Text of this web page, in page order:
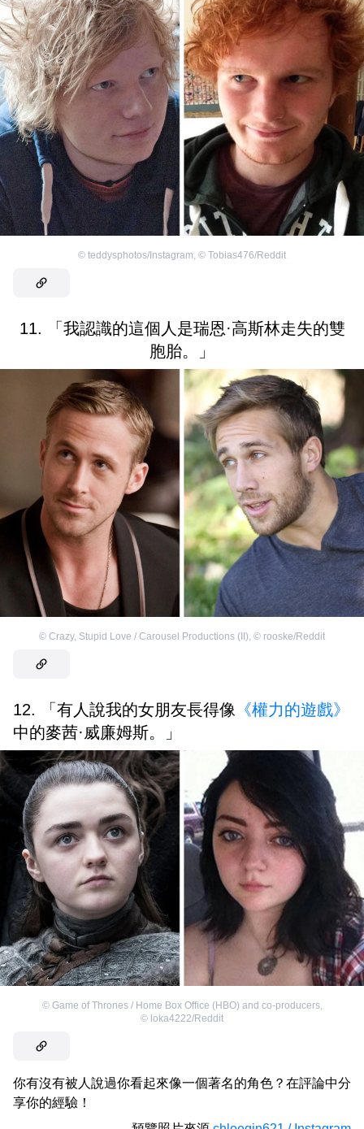
© teddysphotos/Instagram © Tobias476/Reddit
11. 「我認識的這個人是瑞恩·高斯林走失的雙
胞胎。」
© Crazy, Stupid Love / Carousel Productions (II), © rooske/Reddit
12. 「有人說我的女朋友長得像 《權力的遊戲》
中的麥茜·威廉姆斯。」
© Game of Thrones / Home Box Office (HBO) and co-producers,
© loka4222/Reddit
你有沒有被人說過你看起來像一個著名的角色？在評論中分
享你的經驗！